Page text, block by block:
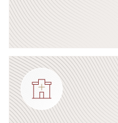
Подробнее о программе